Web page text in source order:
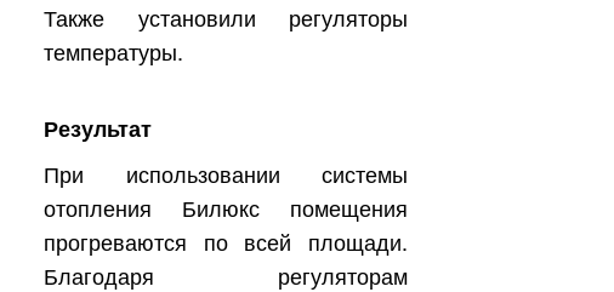
Также установили регуляторы
температуры.
Результат
При использовании системы
отопления Билюкс помещения
прогреваются по всей площади.
Благодаря регуляторам